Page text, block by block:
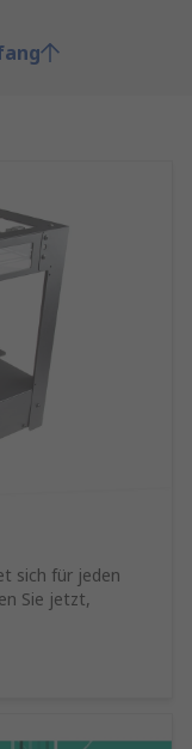
sich für jeden
Sie jetzt,